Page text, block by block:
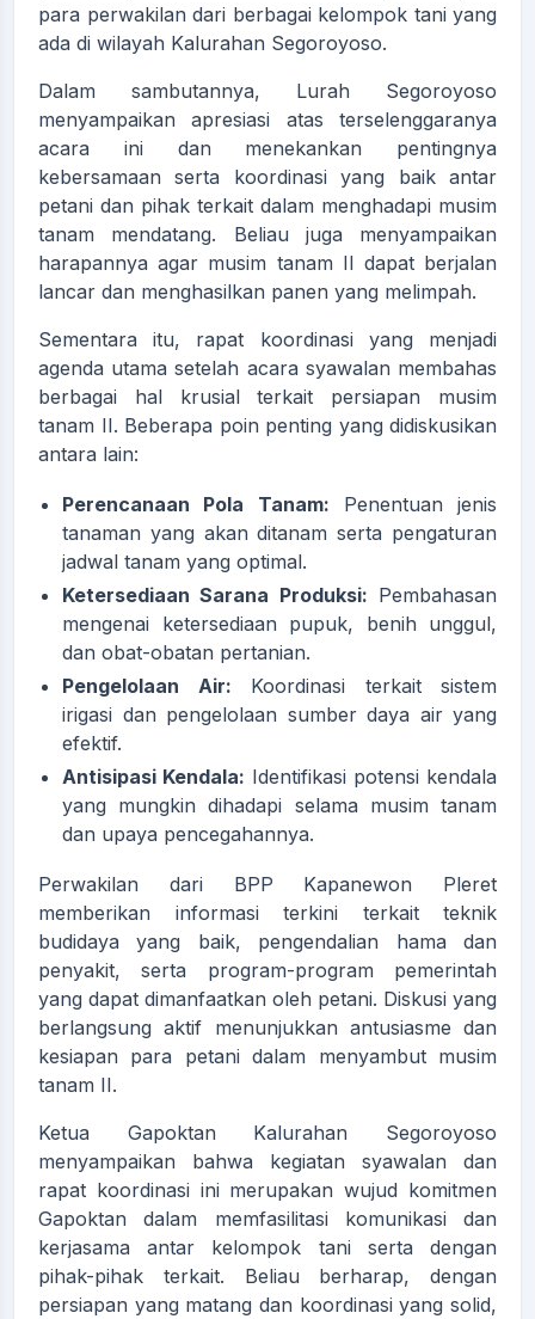
para perwakilan dari berbagai kelompok tani yang
ada di wilayah Kalurahan Segoroyoso.
Dalam sambutannya, Lurah Segoroyoso
menyampaikan apresiasi atas terselenggaranya
acara ini dan menekankan pentingnya
kebersamaan serta koordinasi yang baik antar
petani dan pihak terkait dalam menghadapi musim
tanam mendatang. Beliau juga menyampaikan
harapannya agar musim tanam II dapat berjalan
lancar dan menghasilkan panen yang melimpah.
Sementara itu, rapat koordinasi yang menjadi
agenda utama setelah acara syawalan membahas
berbagai hal krusial terkait persiapan musim
tanam II. Beberapa poin penting yang didiskusikan
antara lain:
Perencanaan Pola Tanam: Penentuan jenis
tanaman yang akan ditanam serta pengaturan
jadwal tanam yang optimal.
Ketersediaan Sarana Produksi: Pembahasan
mengenai ketersediaan pupuk, benih unggul,
dan obat-obatan pertanian.
Pengelolaan Air: Koordinasi terkait sistem
irigasi dan pengelolaan sumber daya air yang
efektif.
Antisipasi Kendala: Identifikasi potensi kendala
yang mungkin dihadapi selama musim tanam
dan upaya pencegahannya.
Perwakilan dari BPP Kapanewon Pleret
memberikan informasi terkini terkait teknik
budidaya yang baik, pengendalian hama dan
penyakit, serta program-program pemerintah
yang dapat dimanfaatkan oleh petani. Diskusi yang
berlangsung aktif menunjukkan antusiasme dan
kesiapan para petani dalam menyambut musim
tanam II.
Ketua Gapoktan Kalurahan Segoroyoso
menyampaikan bahwa kegiatan syawalan dan
rapat koordinasi ini merupakan wujud komitmen
Gapoktan dalam memfasilitasi komunikasi dan
kerjasama antar kelompok tani serta dengan
pihak-pihak terkait. Beliau berharap, dengan
persiapan yang matang dan koordinasi yang solid,